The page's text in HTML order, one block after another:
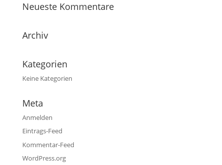
Neueste Kommentare
Archiv
Kategorien
Keine Kategorien
Meta
Anmelden
Eintrags-Feed
Kommentar-Feed
WordPress.org